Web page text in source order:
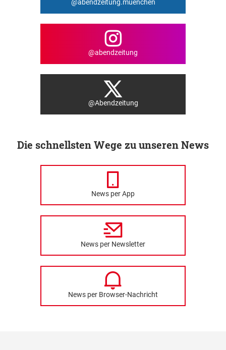
@abendzeitung.muenchen
@abendzeitung
@Abendzeitung
Die schnellsten Wege zu unseren News
News per App
News per Newsletter
News per Browser-Nachricht